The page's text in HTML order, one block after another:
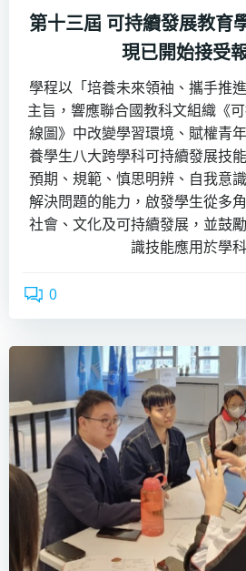
第十三屆 可持續發展教育
現已開始接受
學程以「培養未來領袖、攜手推
主旨，響應聯合國教科文組織《
線圖》中改變學習環境、賦權青
養學生八大跨學科可持續發展技
預期、規範、慎思明辨、自我意
解決問題的能力，啟發學生從多
社會、文化及可持續發展，並鼓
識技能應用於學
0